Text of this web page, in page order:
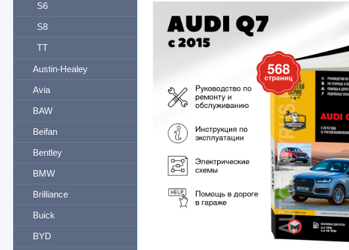
S6
S8
TT
Austin-Healey
Avia
BAW
Beifan
Bentley
BMW
Brilliance
Buick
BYD